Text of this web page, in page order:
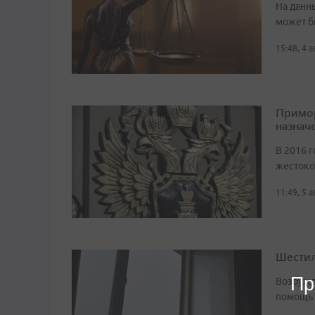
На
может
15:48, 4
В 2016
11:49, 5
помощь